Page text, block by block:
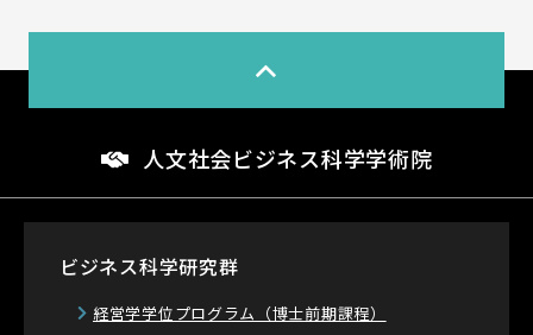
人文社会ビジネス科学学術院
ビジネス科学研究群
経営学学位プログラム （博士前期課程）